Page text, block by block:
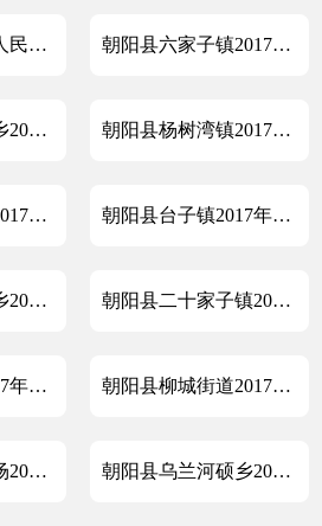
朝阳县南双庙镇人民政府2017年政府信息公开工作年度报告 朝阳县六家子镇2017年政府信息公开工作年度报告
朝阳县黑牛营子乡2017年政府信息公开工作年度报告 朝阳县杨树湾镇2017年政府信息公开工作年度报告
朝阳县瓦房子镇2017年政府信息公开工作年度报告 朝阳县台子镇2017年政府信息公开年度报告
朝阳县根德营子乡2017年政府信息公开工作年度报告 朝阳县二十家子镇2017年度政府信息公开工作年度报告
朝阳县胜利镇2017年政府信息公开工作年度报告 朝阳县柳城街道2017年政府信息公开工作年度报告
朝阳县贾家店农场2017年政府信息公开工作年度报告 朝阳县乌兰河硕乡2017年政府信息公开工作年度报告